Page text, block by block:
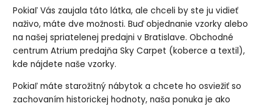
Pokiaľ Vás zaujala táto látka, ale chceli by ste ju vidieť
naživo, máte dve možnosti. Buď objednanie vzorky alebo
na našej spriatelenej predajni v Bratislave. Obchodné
centrum Atrium predajňa Sky Carpet (koberce a textil),
kde nájdete naše vzorky.
Pokiaľ máte starožitný nábytok a chcete ho osviežiť so
zachovaním historickej hodnoty, naša ponuka je ako